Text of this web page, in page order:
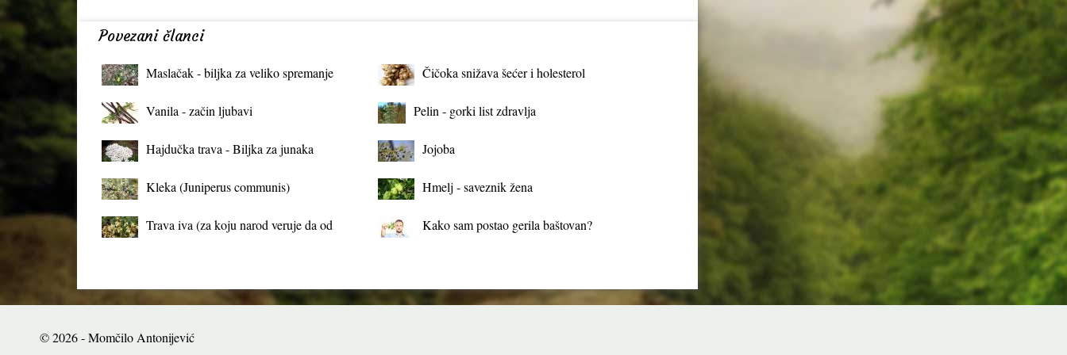
Povezani članci
Maslačak - biljka za veliko spremanje
Čičoka snižava šećer i holesterol
Vanila - začin ljubavi Pelin - gorki list zdravlja
Hajdučka trava - Biljka za junaka Jojoba
Kleka (Juniperus communis) Hmelj - saveznik žena
Trava iva (za koju narod veruje da od
Kako sam postao gerila baštovan?
© 2026 - Momčilo Antonijević